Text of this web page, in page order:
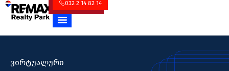
032 2 14 82 14
ვირტუალური